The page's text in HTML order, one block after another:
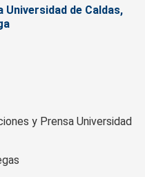
de Caldas,
y Prensa Universidad